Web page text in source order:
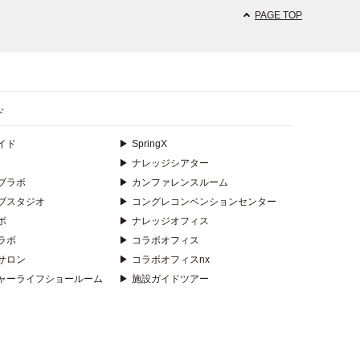
PAGE TOP
ド
ラボ
スタジオ
ボ
ロン
ーライフショールーム
▶ SpringX
▶ ナレッジシアター
▶ カンファレンスルーム
▶ コングレコンベンションセンター
▶ ナレッジオフィス
▶ コラボオフィス
▶ コラボオフィスnx
▶ 施設ガイドツアー